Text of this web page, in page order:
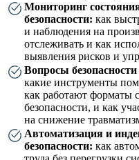
Мониторинг
безопасности: как
и наблюдения на
отслеживать и как
выявления рисков и
Вопросы
какие инструменты
как работают форматы
безопасности, и как
на снижение
Автоматизация и
безопасности: как